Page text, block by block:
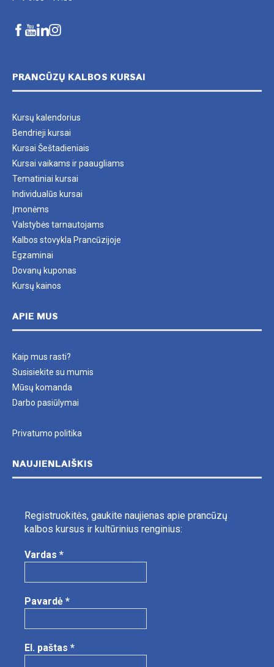
PRANCŪZŲ KALBOS KURSAI
Kursų kalendorius
Bendrieji kursai
Kursai Šeštadieniais
Kursai vaikams ir paaugliams
Tematiniai kursai
Individualūs kursai
Įmonėms
Valstybės tarnautojams
Kalbos stovykla Prancūzijoje
Egzaminai
Dovanų kuponas
Kursų kainos
APIE MUS
Kaip mus rasti?
Susisiekite su mumis
Mūsų komanda
Darbo pasiūlymai
Privatumo politika
NAUJIENLAIŠKIS
Registruokitės, gaukite naujienas apie prancūzų
kalbos kursus ir kultūrinius renginius:
Vardas *
Pavardė *
El. paštas *